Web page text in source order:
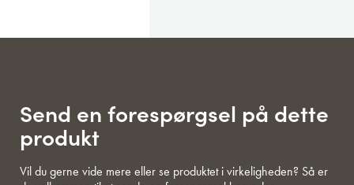
Send en forespørgsel på dette
produkt
Vil du gerne vide mere eller se produktet i virkeligheden? Så er